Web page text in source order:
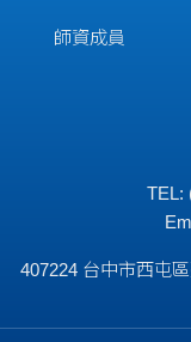
師資成員
TEL:
407224 台中市西屯